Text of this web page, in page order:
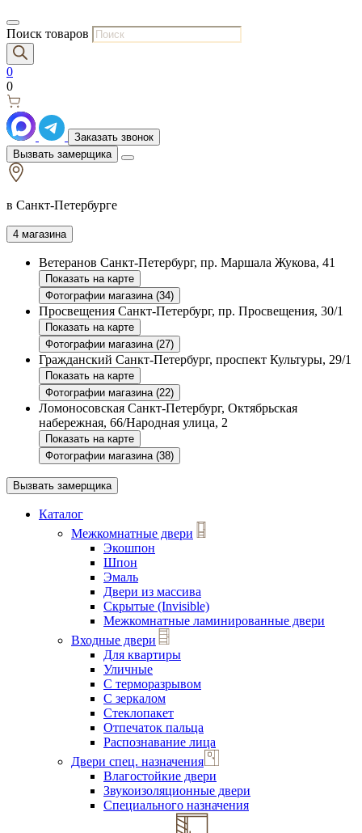
Поиск товаров
0
0
Заказать звонок
Вызвать замерщика
в Санкт-Петербурге
4 магазина
Ветеранов Санкт-Петербург, пр. Маршала Жукова, 41
Показать на карте
Фотографии магазина (34)
Просвещения Санкт-Петербург, пр. Просвещения, 30/1
Показать на карте
Фотографии магазина (27)
Гражданский Санкт-Петербург, проспект Культуры, 29/1
Показать на карте
Фотографии магазина (22)
Ломоносовская Санкт-Петербург, Октябрьская
набережная, 66/Народная улица, 2
Показать на карте
Фотографии магазина (38)
Вызвать замерщика
Каталог
Межкомнатные двери
Экошпон
Шпон
Эмаль
Двери из массива
Скрытые (Invisible)
Межкомнатные ламинированные двери
Входные двери
Для квартиры
Уличные
С терморазрывом
С зеркалом
Стеклопакет
Отпечаток пальца
Распознавание лица
Двери спец. назначения
Влагостойкие двери
Звукоизоляционные двери
Специального назначения